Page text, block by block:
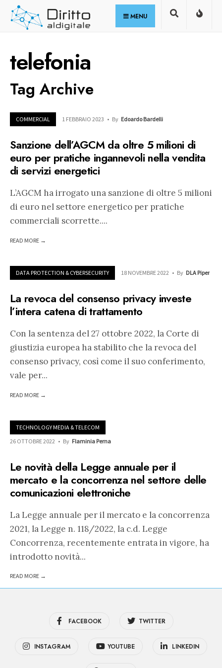
Skip
MENU
telefonia
Tag Archive
COMMERCIAL 1 FEBBRAIO 2023 • By Edoardo Bardelli
Sanzione dell’AGCM da oltre 5 milioni di
euro per pratiche ingannevoli nella vendita
di servizi energetici
L’AGCM ha irrogato una sanzione di oltre 5 milioni
di euro nel settore energetico per pratiche
commerciali scorrette....
READ MORE →
DATA PROTECTION & CYBERSECURITY 18 NOVEMBRE 2022 • By DLA Piper
La revoca del consenso privacy investe
l’intera catena di trattamento
Con la sentenza del 27 ottobre 2022, la Corte di
giustizia europea ha stabilito che la revoca del
consenso privacy, così come il suo conferimento,
vale per...
READ MORE →
TECHNOLOGY MEDIA & TELECOM
26 OTTOBRE 2022 • By Flaminia Perna
Le novità della Legge annuale per il
mercato e la concorrenza nel settore delle
comunicazioni elettroniche
La Legge annuale per il mercato e la concorrenza
2021, la Legge n. 118/2022, la c.d. Legge
Concorrenza, recentemente entrata in vigore, ha
introdotto novità...
READ MORE →
FACEBOOK TWITTER
INSTAGRAM YOUTUBE LINKEDIN